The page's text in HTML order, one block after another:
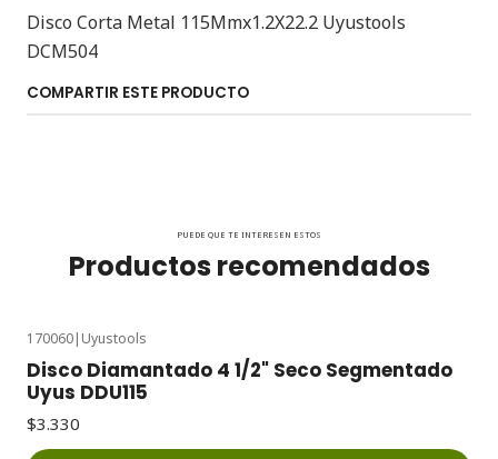
Disco Corta Metal 115Mmx1.2X22.2 Uyustools
DCM504
COMPARTIR ESTE PRODUCTO
PUEDE QUE TE INTERESEN ESTOS
Productos recomendados
170060| Uyustools
Disco Diamantado 4 1/2" Seco Segmentado
Uyus DDU115
$3.330